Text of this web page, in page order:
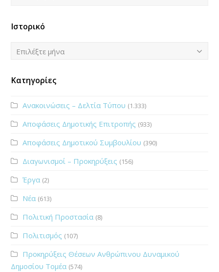
Ιστορικό
Ιστορικό
Επιλέξτε μήνα
Κατηγορίες
Ανακοινώσεις – Δελτία Τύπου (1.333)
Αποφάσεις Δημοτικής Επιτροπής (933)
Αποφάσεις Δημοτικού Συμβουλίου (390)
Διαγωνισμοί – Προκηρύξεις (156)
Έργα (2)
Νέα (613)
Πολιτική Προστασία (8)
Πολιτισμός (107)
Προκηρύξεις Θέσεων Ανθρώπινου Δυναμικού
Δημοσίου Τομέα (574)